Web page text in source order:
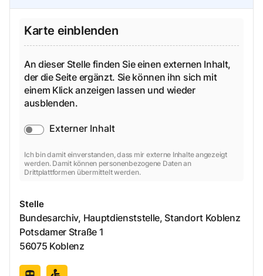
Karte einblenden
An dieser Stelle finden Sie einen externen Inhalt,
der die Seite ergänzt. Sie können ihn sich mit
einem Klick anzeigen lassen und wieder
ausblenden.
Externer Inhalt
Ich bin damit einverstanden, dass mir externe Inhalte angezeigt
werden. Damit können personenbezogene Daten an
Drittplattformen übermittelt werden.
Stelle
Bundesarchiv, Hauptdienststelle, Standort Koblenz
Potsdamer Straße 1
56075 Koblenz